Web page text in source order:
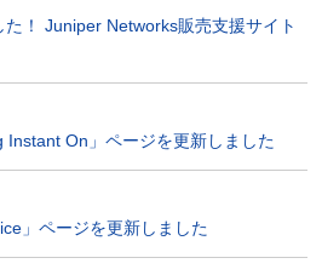
！ Juniper Networks販売支援サイト
Instant On」ページを更新しました
」ページを更新しました